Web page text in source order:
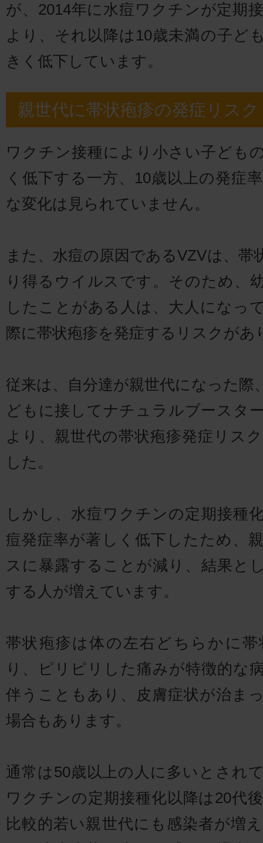
が、2014年に水痘ワクチンが定期
より、それ以降は10歳未満の子ど
きく低下しています。
親世代に帯状疱疹の発症リスク
ワクチン接種により小さい子ども
く低下する一方、10歳以上の発症
な変化は見られていません。
また、水痘の原因であるVZVは、帯
り得るウイルスです。そのため、
したことがある人は、大人になっ
際に帯状疱疹を発症するリスクがあ
従来は、自分達が親世代になった際
どもに接してナチュラルブースタ
より、親世代の帯状疱疹発症リス
した。
しかし、水痘ワクチンの定期接種
痘発症率が著しく低下したため、
スに暴露することが減り、結果と
する人が増えています。
帯状疱疹は体の左右どちらかに
り、ピリピリした痛みが特徴的な
伴うこともあり、皮膚症状が治ま
場合もあります。
通常は50歳以上の人に多いとされ
ワクチンの定期接種化以降は20代
比較的若い親世代にも感染者が増